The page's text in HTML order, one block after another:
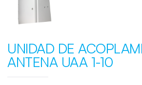
UNIDAD DE
ANTENA UAA 1-10